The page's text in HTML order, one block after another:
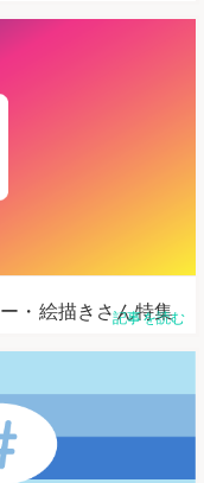
・絵描きさん特集
記事を読む